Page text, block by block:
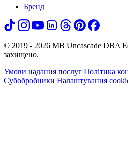
Бренд
© 2019 - 2026 MB Uncascade DBA
захищено.
Умови надання послуг Політика
Субобробники Налаштування